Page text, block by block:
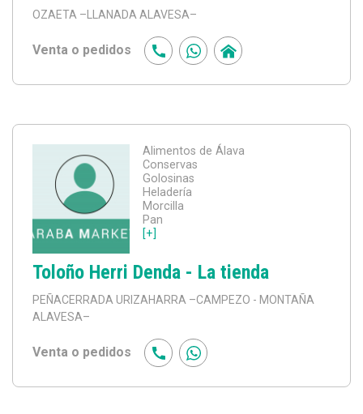
OZAETA –LLANADA ALAVESA–
Venta o pedidos
Alimentos de Álava
Conservas
Golosinas
Heladería
Morcilla
Pan
[+]
Toloño Herri Denda - La tienda
PEÑACERRADA URIZAHARRA –CAMPEZO - MONTAÑA
ALAVESA–
Venta o pedidos